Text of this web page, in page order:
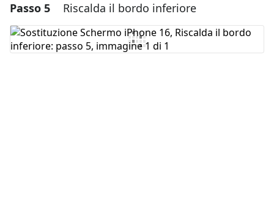
Aggiungi un commento
Aggiungi Commento
Passo 5 Riscalda il bordo inferiore